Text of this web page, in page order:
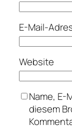
E-Mail-
Website
Name, E-
diesem